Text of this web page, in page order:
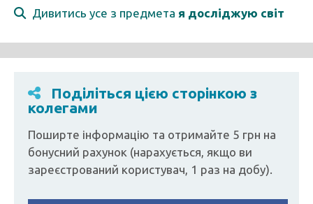
Дивитись усе з предмета я досліджую світ
Поділіться цією сторінкою з
колегами
Поширте інформацію та отримайте 5 грн на
бонусний рахунок (нарахується, якщо ви
зареєстрований користувач, 1 раз на добу).